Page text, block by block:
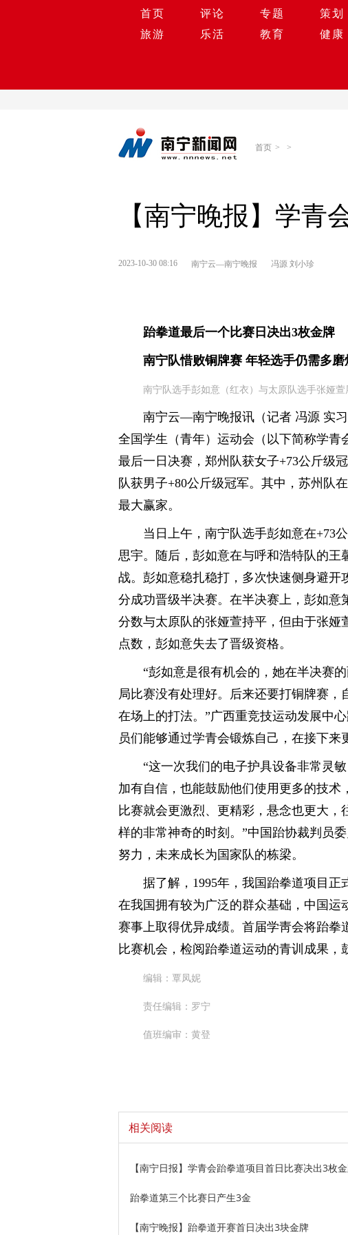
首页 评论 专题 策划
旅游
乐活 教育 健康
首页 > >
【南宁晚报】学青
2023-10-30 08:16 南宁云—南宁晚报 冯源 刘小珍
跆拳道最后一个比赛日决出3枚金牌
南宁队惜败铜牌赛 年轻选手仍需多磨
南宁队选手彭如意（红衣）与太原队选手张娅
南宁云—南宁晚报讯（记者 冯源 实
全国学生（青年）运动会（以下简称学
最后一日决赛，郑州队获女子+73公斤级
队获男子+80公斤级冠军。其中，苏州队
最大赢家。
当日上午，南宁队选手彭如意在+73
思宇。随后，彭如意在与呼和浩特队的
战。彭如意稳扎稳打，多次快速侧身避开
分成功晋级半决赛。在半决赛上，彭如意
分数与太原队的张娅萱持平，但由于张
点数，彭如意失去了晋级资格。
“彭如意是很有机会的，她在半决赛
局比赛没有处理好。后来还要打铜牌赛
在场上的打法。”广西重竞技运动发展中
员们能够通过学青会锻炼自己，在接下来
“这一次我们的电子护具设备非常灵
加有自信，也能鼓励他们使用更多的技术
比赛就会更激烈、更精彩，悬念也更大
样的非常神奇的时刻。”中国跆协裁判员
努力，未来成长为国家队的栋梁。
据了解，1995年，我国跆拳道项目
在我国拥有较为广泛的群众基础，中国
赛事上取得优异成绩。首届学靑会将跆
比赛机会，检阅跆拳道运动的青训成果，
编辑：覃凤妮
责任编辑：罗宁
值班编审：黄登
相关阅读
【南宁日报】学青会跆拳道项目首日比赛决出3枚
跆拳道第三个比赛日产生3金
【南宁晚报】跆拳道开赛首日决出3块金牌